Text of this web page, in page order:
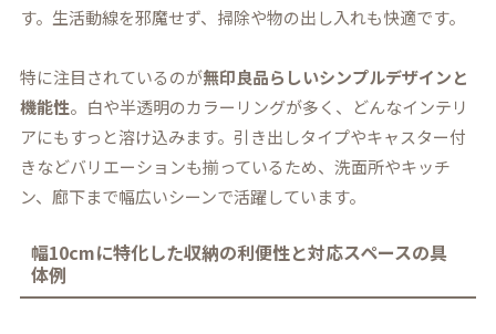
す。生活動線を邪魔せず、掃除や物の出し入れも快適です。
特に注目されているのが無印良品らしいシンプルデザインと
機能性。白や半透明のカラーリングが多く、どんなインテリ
アにもすっと溶け込みます。引き出しタイプやキャスター付
きなどバリエーションも揃っているため、洗面所やキッチ
ン、廊下まで幅広いシーンで活躍しています。
幅10cmに特化した収納の利便性と対応スペースの具
体例